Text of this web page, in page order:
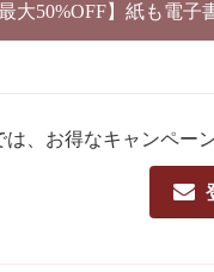
最大50%OFF】紙も電
、お得なキャンペー